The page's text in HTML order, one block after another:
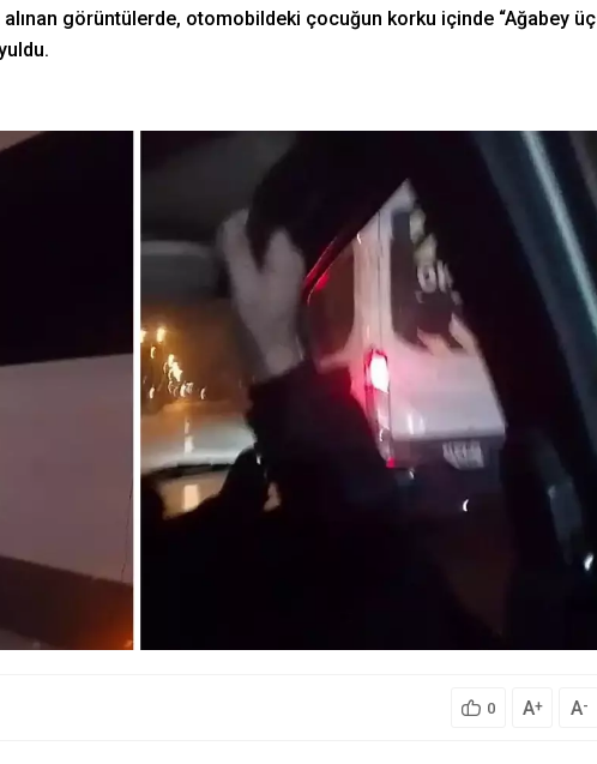
alınan görüntülerde, otomobildeki çocuğun korku içinde “Ağabey üç
0 A+ A-